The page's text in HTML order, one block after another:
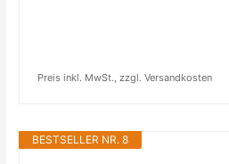
Preis inkl. MwSt., zzgl. Versandkosten
BESTSELLER NR. 8